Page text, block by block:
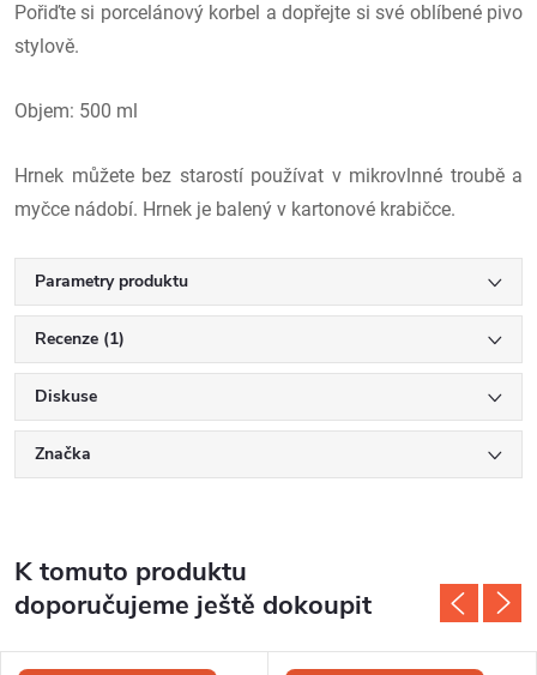
Pořiďte si porcelánový korbel a dopřejte si své oblíbené pivo
stylově.
Objem: 500 ml
Hrnek můžete bez starostí používat v mikrovlnné troubě a
myčce nádobí. Hrnek je balený v kartonové krabičce.
Parametry produktu
Recenze (1)
Diskuse
Značka
K tomuto produktu
doporučujeme ještě dokoupit